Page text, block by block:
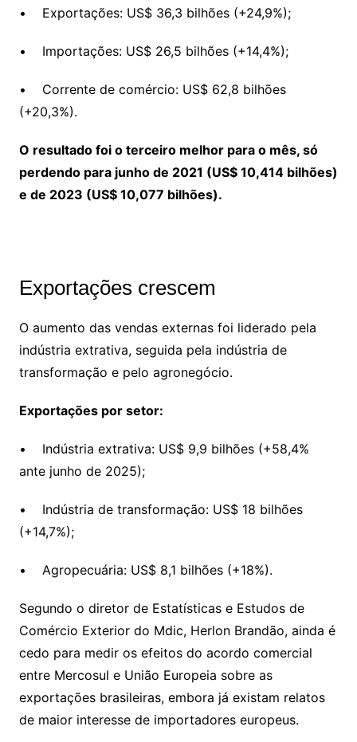
• Exportações: US$ 36,3 bilhões (+24,9%);
• Importações: US$ 26,5 bilhões (+14,4%);
• Corrente de comércio: US$ 62,8 bilhões
(+20,3%).
O resultado foi o terceiro melhor para o mês, só
perdendo para junho de 2021 (US$ 10,414 bilhões)
e de 2023 (US$ 10,077 bilhões).
Exportações crescem
O aumento das vendas externas foi liderado pela
indústria extrativa, seguida pela indústria de
transformação e pelo agronegócio.
Exportações por setor:
• Indústria extrativa: US$ 9,9 bilhões (+58,4%
ante junho de 2025);
• Indústria de transformação: US$ 18 bilhões
(+14,7%);
• Agropecuária: US$ 8,1 bilhões (+18%).
Segundo o diretor de Estatísticas e Estudos de
Comércio Exterior do Mdic, Herlon Brandão, ainda é
cedo para medir os efeitos do acordo comercial
entre Mercosul e União Europeia sobre as
exportações brasileiras, embora já existam relatos
de maior interesse de importadores europeus.